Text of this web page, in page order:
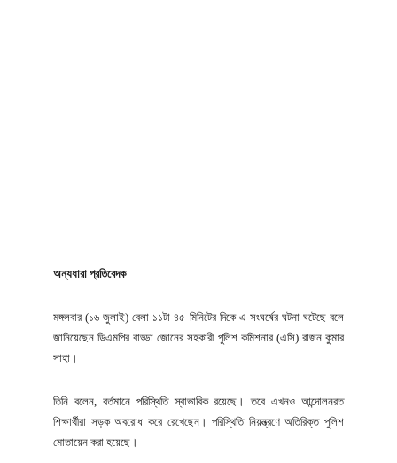
অন্যধারা প্রতিবেদক
মঙ্গলবার (১৬ জুলাই) বেলা ১১টা ৪৫ মিনিটের দিকে এ সংঘর্ষের ঘটনা ঘটেছে বলে
জানিয়েছেন ডিএমপির বাড্ডা জোনের সহকারী পুলিশ কমিশনার (এসি) রাজন কুমার
সাহা।
তিনি বলেন, বর্তমানে পরিস্থিতি স্বাভাবিক রয়েছে। তবে এখনও আন্দোলনরত
শিক্ষার্থীরা সড়ক অবরোধ করে রেখেছেন। পরিস্থিতি নিয়ন্ত্রণে অতিরিক্ত পুলিশ
মোতায়েন করা হয়েছে।